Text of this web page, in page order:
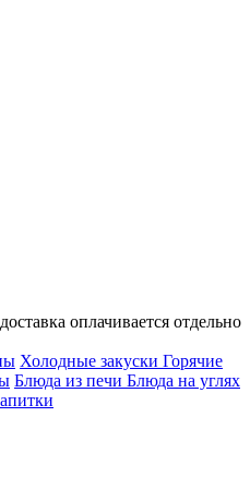
оплачивается отдельно
Холодные закуски Горячие
Блюда из печи Блюда на углях